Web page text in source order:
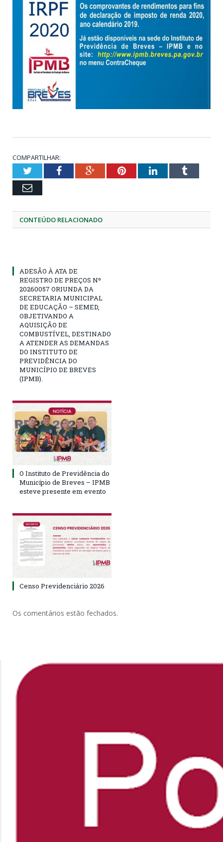
COMPARTILHAR:
TwitterFacebookGoogle+PinterestLinkedInTumblr
Email
CONTEÚDO RELACIONADO
ADESÃO À ATA DE
REGISTRO DE PREÇOS Nº
20260057 ORIUNDA DA
SECRETARIA MUNICIPAL
DE EDUCAÇÃO – SEMED,
OBJETIVANDO A
AQUISIÇÃO DE
COMBUSTÍVEL, DESTINADO
A ATENDER AS DEMANDAS
DO INSTITUTO DE
PREVIDÊNCIA DO
MUNICÍPIO DE BREVES
(IPMB).
O Instituto de Previdência do
Município de Breves – IPMB
esteve presente em evento
Censo Previdenciário 2026
Os comentários estão fechados.